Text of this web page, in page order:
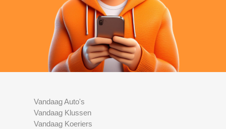
Vandaag Auto's
Vandaag Klussen
Vandaag Koeriers